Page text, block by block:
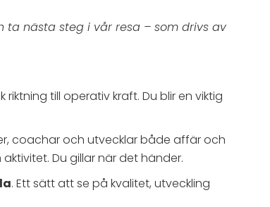
ta nästa steg i vår resa – som drivs av
till operativ kraft. Du blir en viktig
coachar och utvecklar både affär och
Du gillar när det händer.
. Ett sätt att se på kvalitet, utveckling